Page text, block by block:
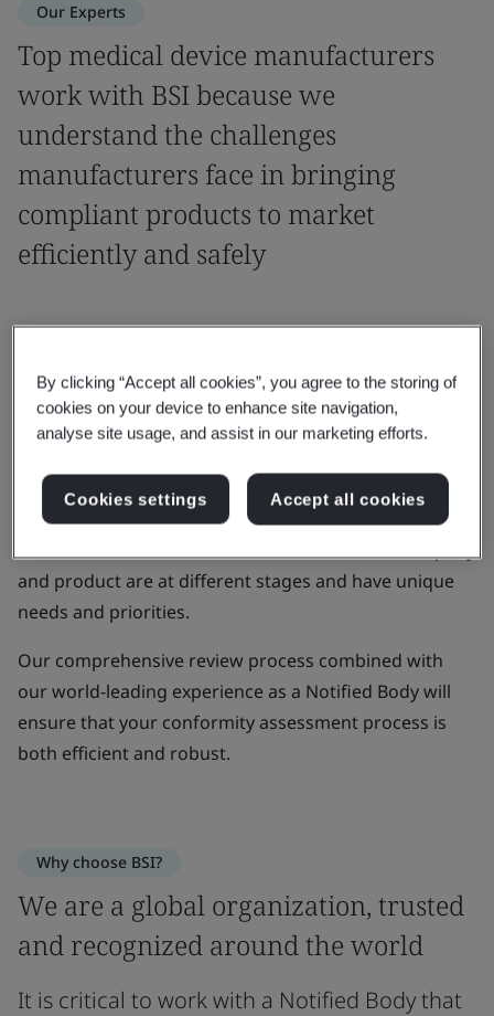
Our Experts
Top medical device manufacturers
work with BSI because we
understand the challenges
manufacturers face in bringing
compliant products to market
efficiently and safely
of manufacturers, with a variety of
products from novel to complex to
high risk.
We work with companies just starting out to large
and product are at different stages and have unique
needs and priorities.
Our comprehensive review process combined with
our world-leading experience as a Notified Body will
ensure that your conformity assessment process is
both efficient and robust.
Why choose BSI?
We are a global organization, trusted
and recognized around the world
It is critical to work with a Notified Body that
By clicking “Accept all cookies”, you agree to the storing of
cookies on your device to enhance site navigation,
analyse site usage, and assist in our marketing efforts.
Cookies settings Accept all cookies